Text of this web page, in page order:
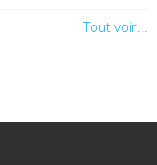
Tout voir...